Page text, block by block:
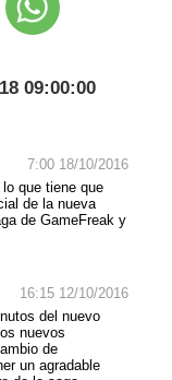
09:00:00
7:00 18/10/2016
que tiene que
de la nueva
de GameFreak y
16:15 12/10/2016
del nuevo
nuevos
de
un agradable